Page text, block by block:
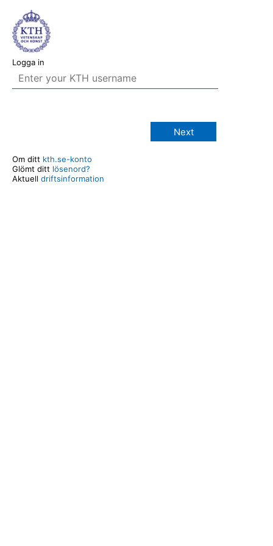
Logga in
Next
Om ditt kth.se-konto
Glömt ditt lösenord?
Aktuell driftsinformation